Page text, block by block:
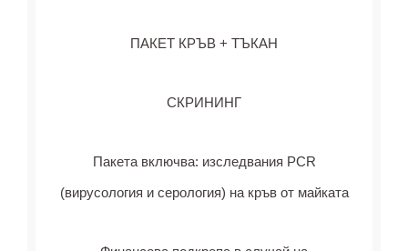
ПАКЕТ КРЪВ + ТЪКАН
СКРИНИНГ
Пакета включва: изследвания PCR
(вирусология и серология) на кръв от майката